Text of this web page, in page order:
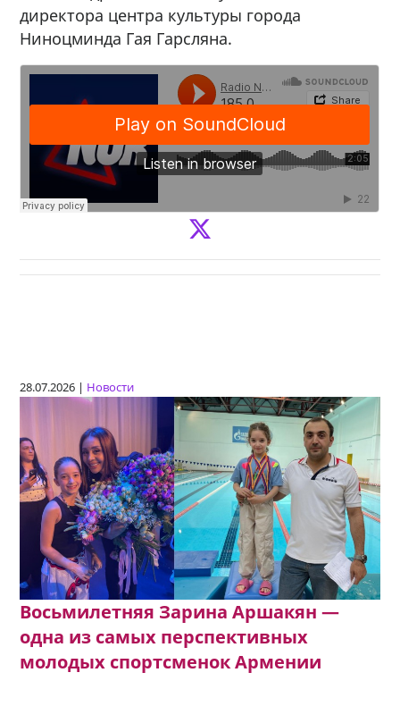
директора центра культуры города
Ниноцминда Гая Гарсляна.
28.07.2026 | Новости
Восьмилетняя Зарина Аршакян —
одна из самых перспективных
молодых спортсменок Армении